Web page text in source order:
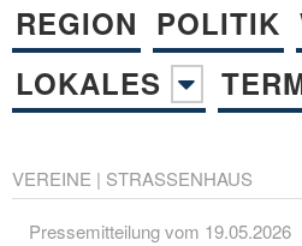
REGION POLITIK
LOKALES
VEREINE | STRASSENHAUS
Pressemitteilung vom